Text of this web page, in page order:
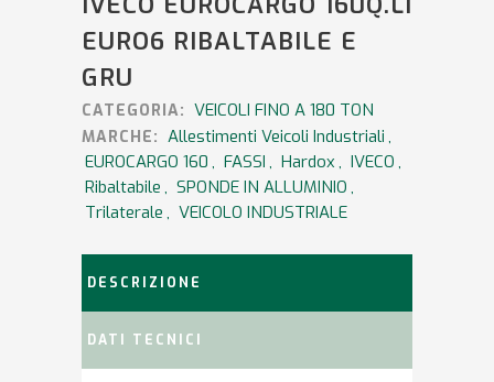
EURO6 RIBALTABILE E
GRU
CATEGORIA: VEICOLI FINO A 180 TON
MARCHE: Allestimenti Veicoli Industriali ,
EUROCARGO 160 , FASSI , Hardox , IVECO ,
Ribaltabile , SPONDE IN ALLUMINIO ,
Trilaterale , VEICOLO INDUSTRIALE
DESCRIZIONE
DATI TECNICI